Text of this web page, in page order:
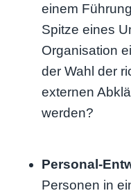
einem
Spitze eines
Organisation
der Wahl der
externen
werden?
Personal-
Personen in